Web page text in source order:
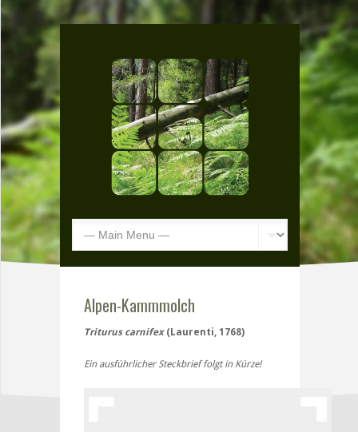
Alpen-Kammmolch
Triturus carnifex (Laurenti, 1768)
Ein ausführlicher Steckbrief folgt in Kürze!